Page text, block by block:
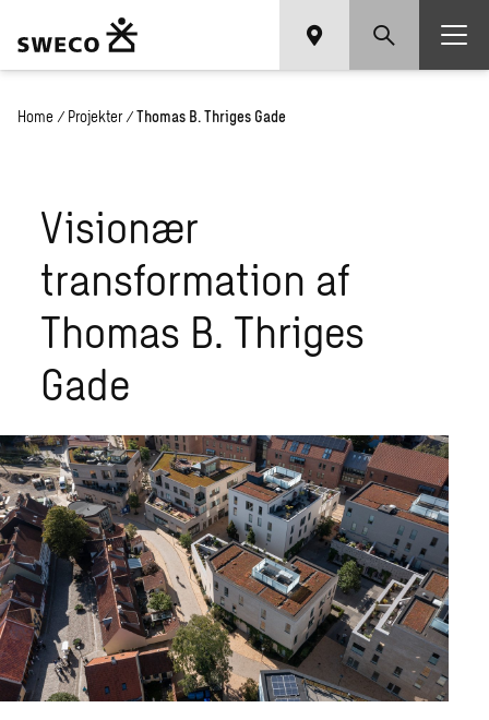
Home / Projekter / Thomas B. Thriges Gade
Visionær
transformation af
Thomas B. Thriges
Gade